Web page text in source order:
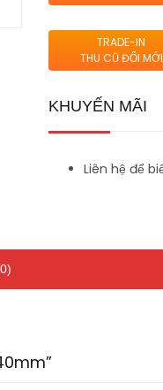
TRADE-IN
THU CŨ ĐỔI MỚI
KHUYẾN MÃI
Liên hệ để